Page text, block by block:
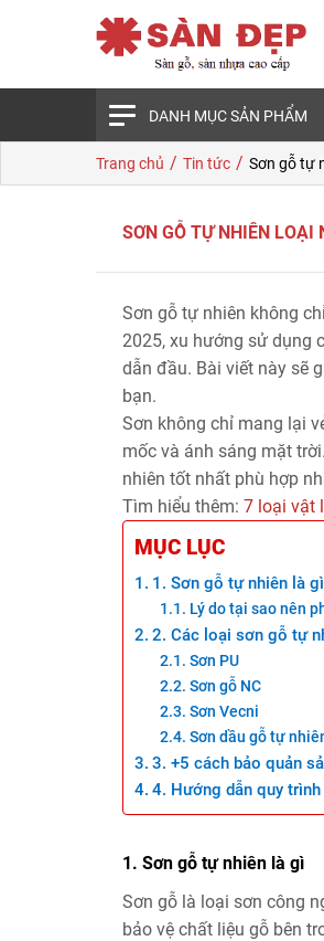
DANH MỤC SẢN PHẨM
Trang chủ / Tin tức / Sơn gỗ tự
SƠN GỖ TỰ NHIÊN LOẠI
Sơn gỗ tự nhiên không
2025, xu hướng sử dụng
dẫn đầu. Bài viết này sẽ
bạn.
Sơn không chỉ mang lại
mốc và ánh sáng mặt
nhiên tốt nhất phù hợp
Tìm hiểu thêm: 7 loại vật
MỤC LỤC
1. Sơn gỗ tự nhiên là gì
Lý do tại sao nên
2. Các loại sơn gỗ tự
Sơn PU
Sơn gỗ NC
Sơn Vecni
Sơn dầu gỗ tự
3. +5 cách bảo quản
4. Hướng dẫn quy
1. Sơn gỗ tự nhiên là gì
Sơn gỗ là loại sơn công
bảo vệ chất liệu gỗ bên